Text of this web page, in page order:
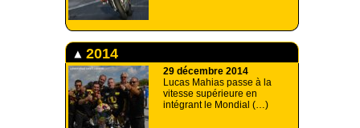
2014
29 décembre 2014
Lucas Mahias passe à la
vitesse supérieure en
intégrant le Mondial (…)